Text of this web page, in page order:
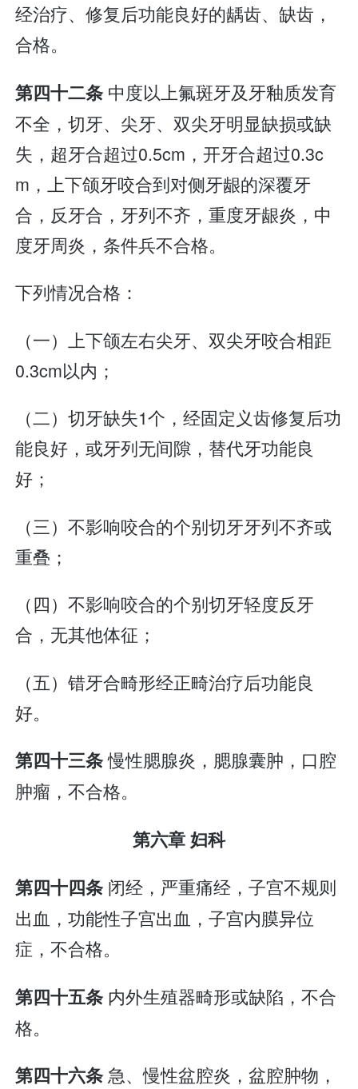
经治疗、修复后功能良好的龋齿、缺齿，
合格。
第四十二条 中度以上氟斑牙及牙釉质发育
不全，切牙、尖牙、双尖牙明显缺损或缺
失，超牙合超过0.5cm，开牙合超过0.3c
m，上下颌牙咬合到对侧牙龈的深覆牙
合，反牙合，牙列不齐，重度牙龈炎，中
度牙周炎，条件兵不合格。
下列情况合格：
（一）上下颌左右尖牙、双尖牙咬合相距
0.3cm以内；
（二）切牙缺失1个，经固定义齿修复后功
能良好，或牙列无间隙，替代牙功能良
好；
（三）不影响咬合的个别切牙牙列不齐或
重叠；
（四）不影响咬合的个别切牙轻度反牙
合，无其他体征；
（五）错牙合畸形经正畸治疗后功能良
好。
第四十三条慢性腮腺炎，腮腺囊肿，口腔
肿瘤，不合格。
第六章 妇科
第四十四条 闭经，严重痛经，子宫不规则
出血，功能性子宫出血，子宫内膜异位
症，不合格。
第四十五条 内外生殖器畸形或缺陷，不合
格。
第四十六条急、慢性盆腔炎，盆腔肿物，